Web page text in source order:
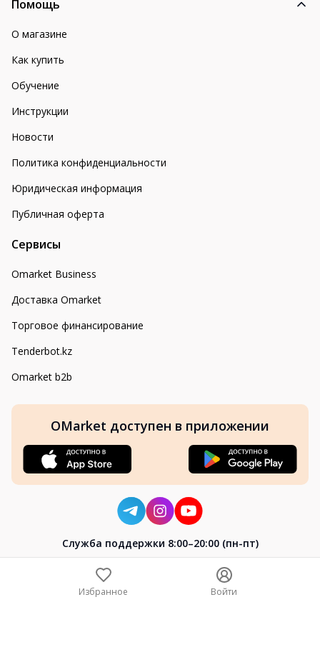
Помощь
О магазине
Как купить
Обучение
Инструкции
Новости
Политика конфиденциальности
Юридическая информация
Публичная оферта
Сервисы
Omarket Business
Доставка Omarket
Торговое финансирование
Tenderbot.kz
Omarket b2b
OMarket доступен в приложении
Cлужба поддержки 8:00–20:00 (пн-пт)
Избранное Войти